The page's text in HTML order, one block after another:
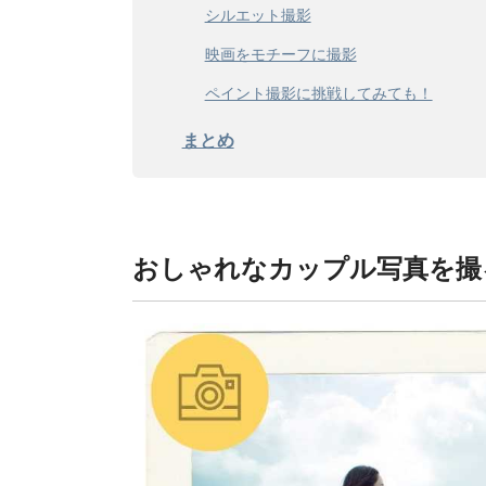
シルエット撮影
映画をモチーフに撮影
ペイント撮影に挑戦してみても！
まとめ
おしゃれなカップル写真を